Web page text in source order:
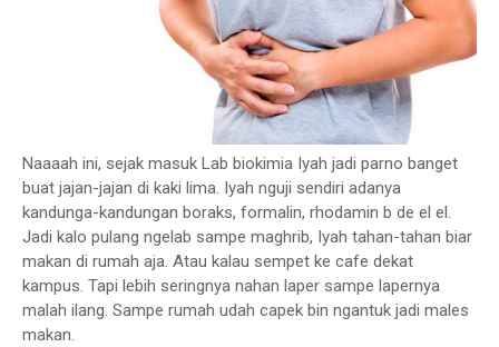
Naaaah ini, sejak masuk Lab biokimia Iyah jadi parno banget
buat jajan-jajan di kaki lima. Iyah nguji sendiri adanya
kandunga-kandungan boraks, formalin, rhodamin b de el el.
Jadi kalo pulang ngelab sampe maghrib, Iyah tahan-tahan biar
makan di rumah aja. Atau kalau sempet ke cafe dekat
kampus. Tapi lebih seringnya nahan laper sampe lapernya
malah ilang. Sampe rumah udah capek bin ngantuk jadi males
makan.